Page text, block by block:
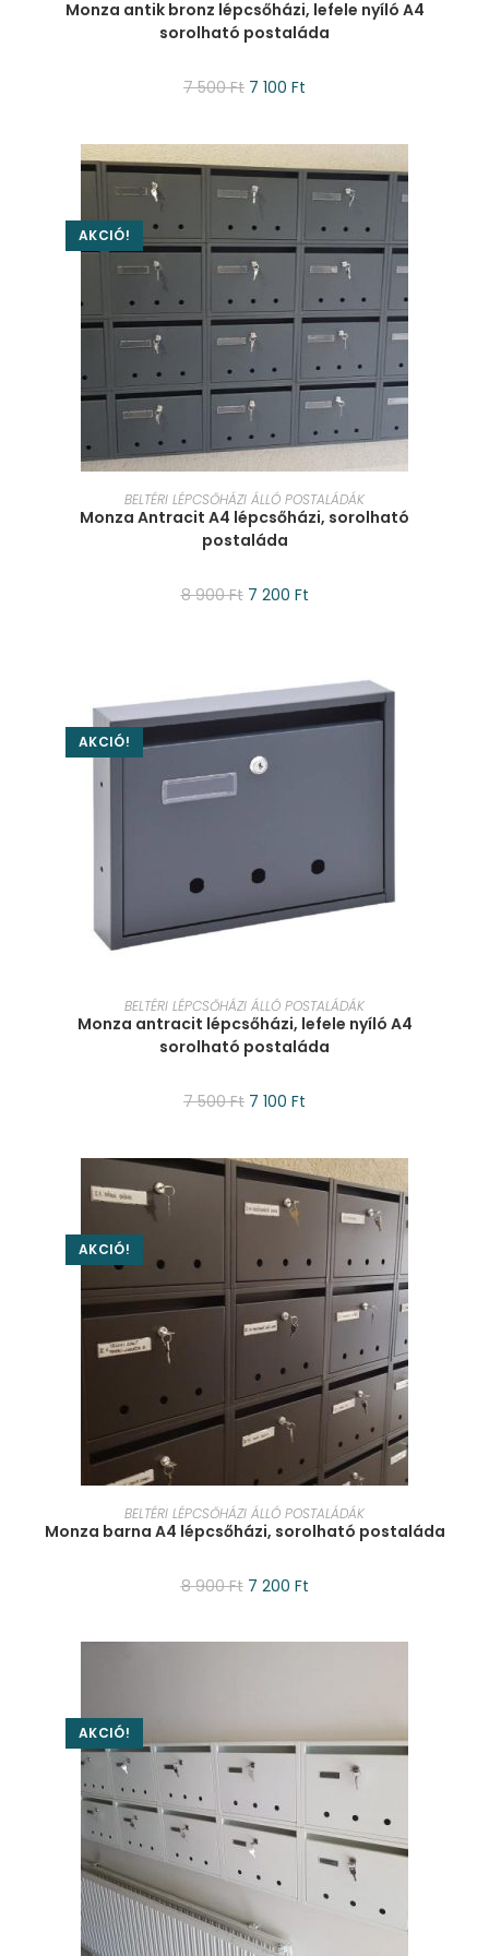
Monza antik bronz lépcsőházi, lefele nyíló A4
sorolható postaláda
7 500Ft 7 100 Ft
AKCIÓ!
KOSÁRBA TESZEM
BELTÉRI LÉPCSŐHÁZI ÁLLÓ POSTALÁDÁK
Monza Antracit A4 lépcsőházi, sorolható
postaláda
8 900Ft 7 200 Ft
AKCIÓ!
KOSÁRBA TESZEM
BELTÉRI LÉPCSŐHÁZI ÁLLÓ POSTALÁDÁK
Monza antracit lépcsőházi, lefele nyíló A4
sorolható postaláda
7 500Ft 7 100 Ft
AKCIÓ!
KOSÁRBA TESZEM
BELTÉRI LÉPCSŐHÁZI ÁLLÓ POSTALÁDÁK
Monza barna A4 lépcsőházi, sorolható postaláda
8 900Ft 7 200 Ft
AKCIÓ!